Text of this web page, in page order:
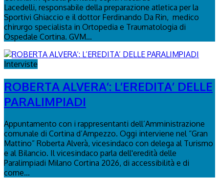
Lacedelli, responsabile della preparazione atletica per la
Sportivi Ghiaccio e il dottor Ferdinando Da Rin, medico
chirurgo specialista in Ortopedia e Traumatologia di
Ospedale Cortina. GVM...
Interviste
ROBERTA ALVERA’: L’EREDITA’ DELLE
PARALIMPIADI
Appuntamento con i rappresentanti dell’Amministrazione
comunale di Cortina d’Ampezzo. Oggi interviene nel “Gran
Mattino” Roberta Alverà, vicesindaco con delega al Turismo
e al Bilancio. Il vicesindaco parla dell'eredità delle
Paralimpiadi Milano Cortina 2026, di accessibilità e di
come...